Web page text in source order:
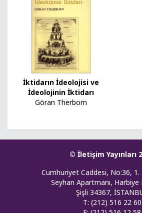
İktidarın İdeolojisi ve
İdeolojinin İktidarı
Göran Therborn
© İletişim Yayınları
Cumhuriyet Caddesi, No:36,
Seyhan Apartmanı, Harbiye
Şişli 34367,
T: (212) 516 22 60